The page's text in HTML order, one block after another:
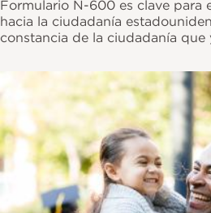
Formulario N-600 es clave para
hacia la ciudadanía
constancia de la ciudadanía que
Imagen